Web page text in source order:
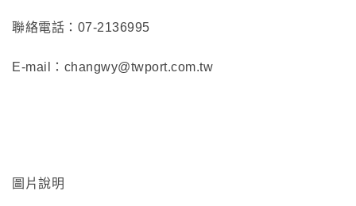
聯絡電話：07-2136995
E-mail：changwy@twport.com.tw
圖片說明